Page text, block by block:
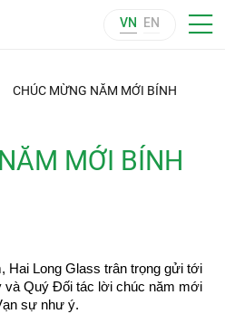
VN EN
CHÚC MỪNG NĂM MỚI BÍNH
MỚI BÍNH
Hai Long Glass trân trọng gửi tới
và Quý Đối tác lời chúc năm mới
sự như ý.